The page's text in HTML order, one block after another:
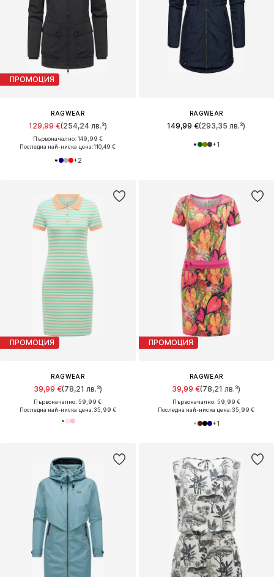
ПРОМОЦИЯ
RAGWEAR
129,99 €(254,24 лв.³)
Първоначално: 149,99 €
Последна най-ниска цена:110,49 €
+2
RAGWEAR
149,99 €(293,35 лв.³)
+1
ПРОМОЦИЯ
RAGWEAR
39,99 €(78,21 лв.³)
Първоначално: 59,99 €
Последна най-ниска цена:35,99 €
ПРОМОЦИЯ
RAGWEAR
39,99 €(78,21 лв.³)
Първоначално: 59,99 €
Последна най-ниска цена:35,99 €
+1